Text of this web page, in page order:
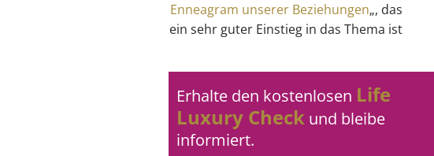
Enneagram unserer Beziehungen„, das
ein sehr guter Einstieg in das Thema ist
Erhalte den kostenlosen Life
Luxury Checkund bleibe
informiert.